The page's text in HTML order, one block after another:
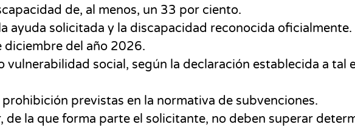
de, al menos, un 33 por ciento.
ayuda solicitada y la discapacidad reconocida oficialmente.
diciembre del año 2026.
social, según la declaración establecida a tal
previstas en la normativa de subvenciones.
de la que forma parte el solicitante, no deben superar